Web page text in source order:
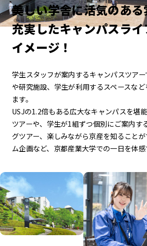
美しい学舎に活気のある
充実したキャンパスラ
イメージ！
学生スタッフが案内するキャンパスツアー
や研究施設、学生が利用するスペースな
ます。
USJの1.2倍もある広大なキャンパスを堪
ツアーや、 学生が1組ずつ個別にご案内す
グツアー、 楽しみながら京産を知ること
ム企画など、 京都産業大学での一日を体感